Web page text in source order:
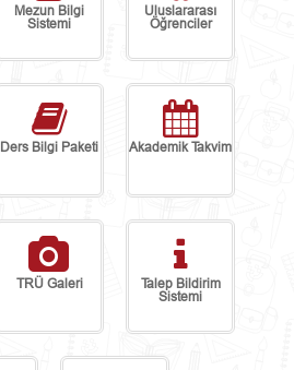
Mezun Bilgi
Sistemi
Uluslararası
Öğrenciler
Ders Bilgi Paketi Akademik Takvim
TRÜ Galeri
Talep Bildirim
Sistemi